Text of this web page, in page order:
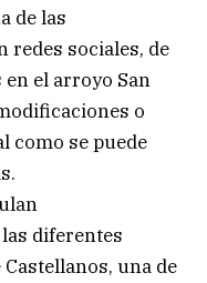
de las
redes sociales, de
el arroyo San
o
como se puede
diferentes
una de